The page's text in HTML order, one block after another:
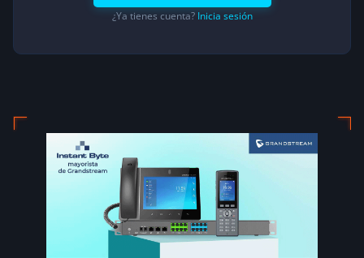
¿Ya tienes cuenta? Inicia sesión